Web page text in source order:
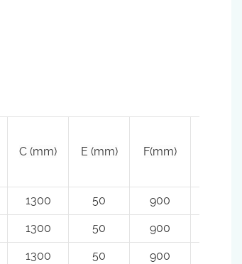
C (mm) E (mm) F(mm)
1300 50 900
1300 50 900
1300 50 900